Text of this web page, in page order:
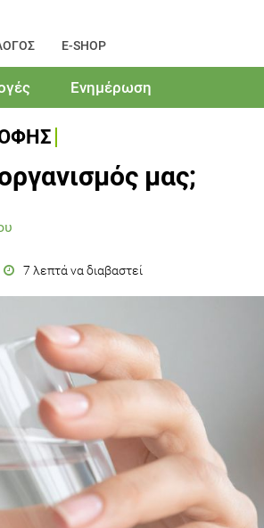
E-SHOP
Ενημέρωση
μας;
7 λεπτά να διαβαστεί